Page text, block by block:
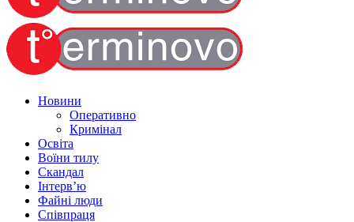
Новини
Оперативно
Кримінал
Освіта
Воїни тилу
Скандал
Інтерв’ю
Файні люди
Співпраця